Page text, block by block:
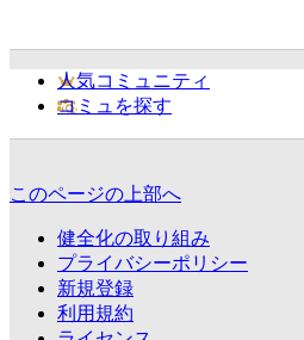
人気コミュニティ
コミュを探す
このページの上部へ
健全化の取り組み
プライバシーポリシー
新規登録
利用規約